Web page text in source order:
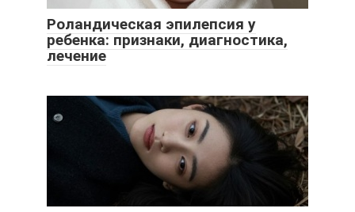
Роландическая эпилепсия у
ребенка: признаки, диагностика,
лечение